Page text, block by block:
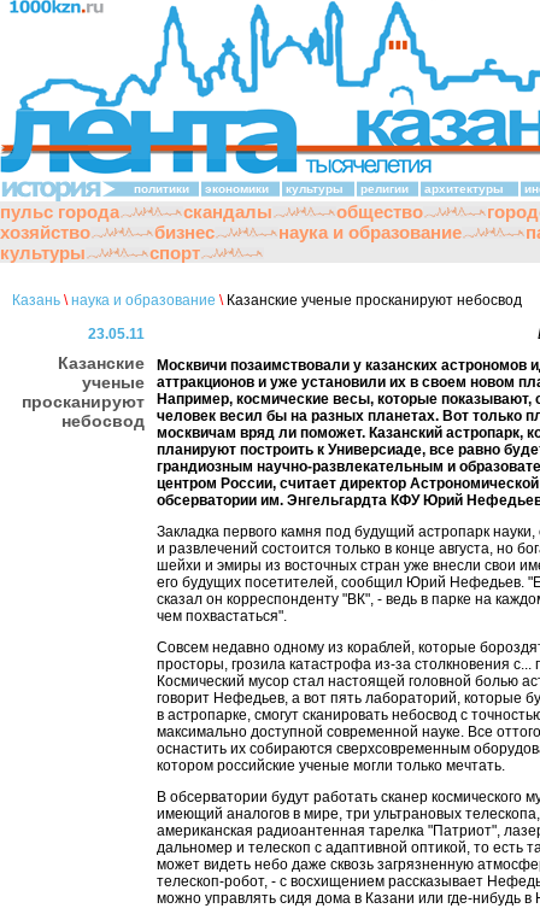
политики экономики культуры религии архитектуры
пульс города скандалы общество
хозяйство
бизнес наука и образование
культуры
спорт
Казань \ наука и образование \Казанские ученые просканируют небосвод
23.05.11
Казанские
ученые
просканируют
небосвод
Москвичи позаимствовали у казанских астрономов
аттракционов и уже установили их в своем новом
Например, космические весы, которые показывают,
человек весил бы на разных планетах. Вот только
москвичам вряд ли поможет. Казанский астропарк,
планируют построить к Универсиаде, все равно
грандиозным научно-развлекательным и
центром России, считает директор Астрономической
обсерватории им. Энгельгардта КФУ Юрий
Закладка первого камня под будущий астропарк
и развлечений состоится только в конце августа, но
шейхи и эмиры из восточных стран уже внесли свои
его будущих посетителей, сообщил Юрий Нефедьев.
сказал он корреспонденту "ВК", - ведь в парке на
чем похвастаться".
Совсем недавно одному из кораблей, которые
просторы, грозила катастрофа из-за столкновения с...
Космический мусор стал настоящей головной болью
говорит Нефедьев, а вот пять лабораторий, которые
в астропарке, смогут сканировать небосвод с
максимально доступной современной науке. Все
оснастить их собираются сверхсовременным
котором российские ученые могли только мечтать.
В обсерватории будут работать сканер космического
имеющий аналогов в мире, три ультрановых телескопа,
американская радиоантенная тарелка "Патриот",
дальномер и телескоп с адаптивной оптикой, то есть
может видеть небо даже сквозь загрязненную
телескоп-робот, - с восхищением рассказывает
можно управлять сидя дома в Казани или где-нибудь